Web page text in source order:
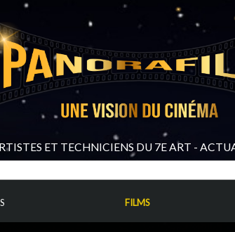
ET TECHNICIENS DU 7E ART -
FILMS